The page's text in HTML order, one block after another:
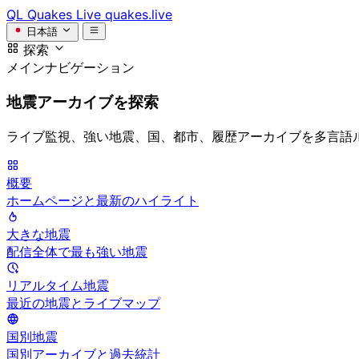
QL Quakes Live quakes.live
日本語
探索
メインナビゲーション
地震アーカイブを探索
ライブ監視、強い地震、国、都市、履歴アーカイブを多言語
概要
ホームページと最新のハイライト
大きな地震
配信全体で最も強い地震
リアルタイム地震
最近の地震とライブマップ
国別地震
国別アーカイブと過去統計